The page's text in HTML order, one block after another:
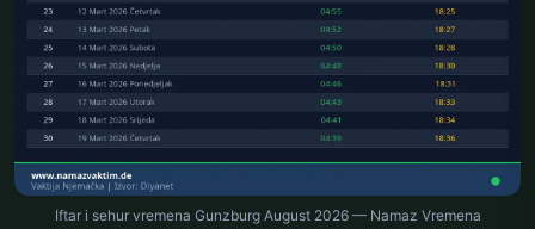
Iftar i sehur vremena Gunzburg August 2026 — Namaz Vremena